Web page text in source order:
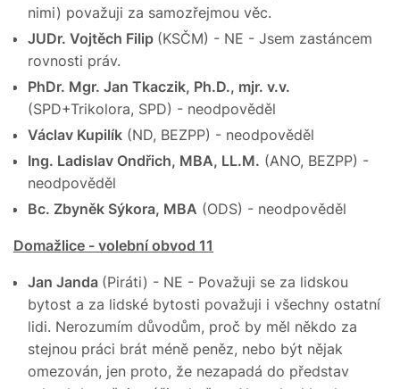
nimi) považuji za samozřejmou věc.
JUDr. Vojtěch Filip (KSČM) - NE - Jsem zastáncem
rovnosti práv.
PhDr. Mgr. Jan Tkaczik, Ph.D., mjr. v.v.
(SPD+Trikolora, SPD) - neodpověděl
Václav Kupilík (ND, BEZPP) - neodpověděl
Ing. Ladislav Ondřich, MBA, LL.M. (ANO, BEZPP) -
neodpověděl
Bc. Zbyněk Sýkora, MBA (ODS) - neodpověděl
Domažlice - volební obvod 11
Jan Janda (Piráti) - NE - Považuji se za lidskou
bytost a za lidské bytosti považuji i všechny ostatní
lidi. Nerozumím důvodům, proč by měl někdo za
stejnou práci brát méně peněz, nebo být nějak
omezován, jen proto, že nezapadá do představ